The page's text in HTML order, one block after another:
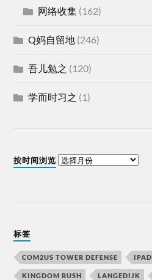
网络收集 (162)
Q妈自留地 (246)
吾儿勉之 (120)
学而时习之 (1)
按时间浏览
标签
COM2US TOWER DEFENSE IPAD
KINGDOM RUSH LANGEDIJK